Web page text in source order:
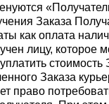
Заказа
как оплата
лицу, которое
Заказа
право